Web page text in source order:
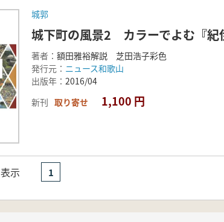
城郭
城下町の風景2 カラーでよむ『紀
著者： 額田雅裕解説 芝田浩子彩色
発行元： ニュース和歌山
出版年： 2016/04
新刊 取り寄せ 1,100 円
示 1